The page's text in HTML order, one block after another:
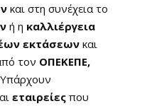
και στη συνέχεια το
ή η καλλιέργεια
εκτάσεωνκαι
τον ΟΠΕΚΕΠΕ,
εταιρείεςπου